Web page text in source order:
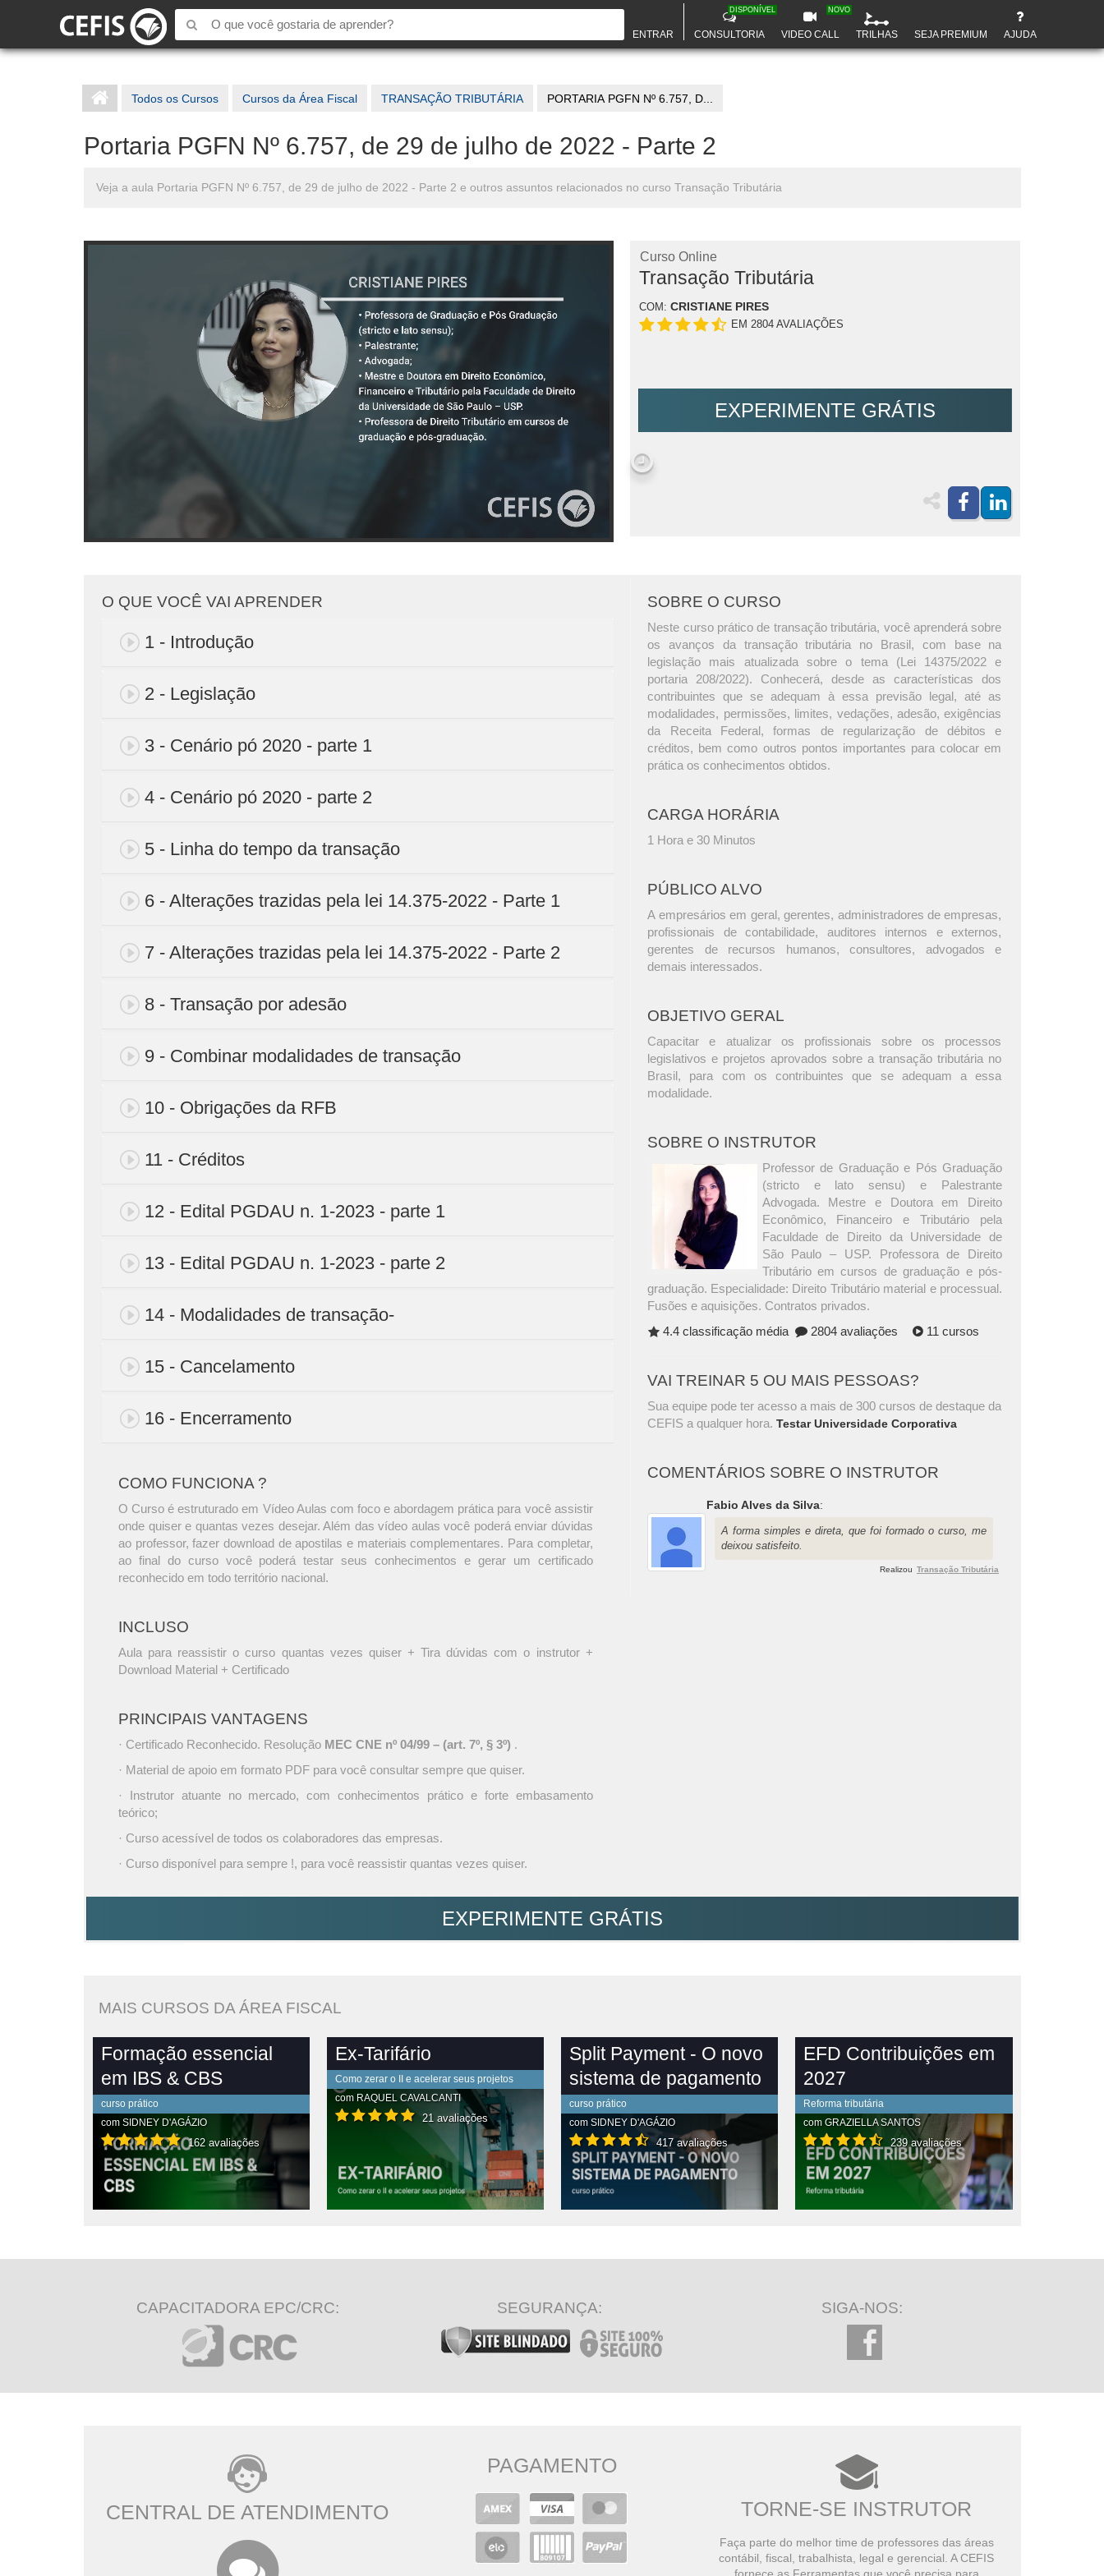
ENTRAR CONSULTORIA
DISPONÍVEL
VIDEO CALL
NOVO
TRILHAS SEJA PREMIUM AJUDA
Todos os Cursos Cursos da Área Fiscal TRANSAÇÃO TRIBUTÁRIA PORTARIA PGFN Nº 6.757, D...
Portaria PGFN Nº 6.757, de 29 de julho de 2022 - Parte 2
Veja a aula Portaria PGFN Nº 6.757, de 29 de julho de 2022 - Parte 2 e outros assuntos relacionados no curso Transação Tributária
Curso Online
Transação Tributária
COM: CRISTIANE PIRES
EM 2804 AVALIAÇÕES
EXPERIMENTE GRÁTIS
O QUE VOCÊ VAI APRENDER
1 - Introdução
2 - Legislação
3 - Cenário pó 2020 - parte 1
4 - Cenário pó 2020 - parte 2
5 - Linha do tempo da transação
6 - Alterações trazidas pela lei 14.375-2022 - Parte 1
7 - Alterações trazidas pela lei 14.375-2022 - Parte 2
8 - Transação por adesão
9 - Combinar modalidades de transação
10 - Obrigações da RFB
11 - Créditos
12 - Edital PGDAU n. 1-2023 - parte 1
13 - Edital PGDAU n. 1-2023 - parte 2
14 - Modalidades de transação-
15 - Cancelamento
16 - Encerramento
COMO FUNCIONA ?
O Curso é estruturado em Vídeo Aulas com foco e abordagem prática para você assistir
onde quiser e quantas vezes desejar. Além das vídeo aulas você poderá enviar dúvidas
ao professor, fazer download de apostilas e materiais complementares. Para completar,
ao final do curso você poderá testar seus conhecimentos e gerar um certificado
reconhecido em todo território nacional.
INCLUSO
Aula para reassistir o curso quantas vezes quiser + Tira dúvidas com o instrutor +
Download Material + Certificado
PRINCIPAIS VANTAGENS
· Certificado Reconhecido. Resolução MEC CNE nº 04/99 – (art. 7º, § 3º) .
· Material de apoio em formato PDF para você consultar sempre que quiser.
· Instrutor atuante no mercado, com conhecimentos prático e forte embasamento
teórico;
· Curso acessível de todos os colaboradores das empresas.
· Curso disponível para sempre !, para você reassistir quantas vezes quiser.
SOBRE O CURSO
Neste curso prático de transação tributária, você aprenderá sobre
os avanços da transação tributária no Brasil, com base na
legislação mais atualizada sobre o tema (Lei 14375/2022 e
portaria 208/2022). Conhecerá, desde as características dos
contribuintes que se adequam à essa previsão legal, até as
modalidades, permissões, limites, vedações, adesão, exigências
da Receita Federal, formas de regularização de débitos e
créditos, bem como outros pontos importantes para colocar em
prática os conhecimentos obtidos.
CARGA HORÁRIA
1 Hora e 30 Minutos
PÚBLICO ALVO
A empresários em geral, gerentes, administradores de empresas,
profissionais de contabilidade, auditores internos e externos,
gerentes de recursos humanos, consultores, advogados e
demais interessados.
OBJETIVO GERAL
Capacitar e atualizar os profissionais sobre os processos
legislativos e projetos aprovados sobre a transação tributária no
Brasil, para com os contribuintes que se adequam a essa
modalidade.
SOBRE O INSTRUTOR
Professor de Graduação e Pós Graduação
(stricto e lato sensu) e Palestrante
Advogada. Mestre e Doutora em Direito
Econômico, Financeiro e Tributário pela
Faculdade de Direito da Universidade de
São Paulo – USP. Professora de Direito
Tributário em cursos de graduação e pós-
graduação. Especialidade: Direito Tributário material e processual.
Fusões e aquisições. Contratos privados.
4.4 classificação média
2804 avaliações 11 cursos
VAI TREINAR 5 OU MAIS PESSOAS?
Sua equipe pode ter acesso a mais de 300 cursos de destaque da
CEFIS a qualquer hora.Testar Universidade Corporativa
COMENTÁRIOS SOBRE O INSTRUTOR
Fabio Alves da Silva:
A forma simples e direta, que foi formado o curso, me
deixou satisfeito.
Realizou Transação Tributária
EXPERIMENTE GRÁTIS
MAIS CURSOS DA ÁREA FISCAL
Formação essencial
em IBS & CBS
curso prático
com SIDNEY D'AGÁZIO
162 avaliações
Ex-Tarifário
Como zerar o II e acelerar seus projetos
com RAQUEL CAVALCANTI
21 avaliações
VER CONTEÚDO COMPLETO
Split Payment - O novo
sistema de pagamento
curso prático
com SIDNEY D'AGÁZIO
417 avaliações
VER CONTEÚDO COMPLETO
EFD Contribuições em
2027
Reforma tributária
comGRAZIELLA SANTOS
239 avaliações
VER CONTEÚDO COMPLETO
CAPACITADORA EPC/CRC: SEGURANÇA: SIGA-NOS:
CENTRAL DE ATENDIMENTO
PAGAMENTO
TORNE-SE INSTRUTOR
Faça parte do melhor time de professores das áreas
contábil, fiscal, trabalhista, legal e gerencial. A CEFIS